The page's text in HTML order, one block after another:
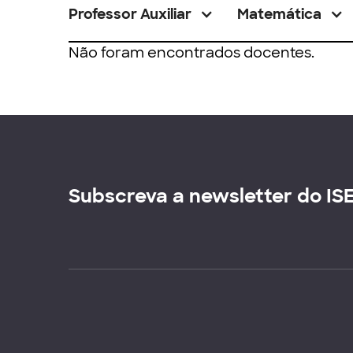
Professor Auxiliar Matemática
Não foram encontrados docentes.
Subscreva a newsletter do